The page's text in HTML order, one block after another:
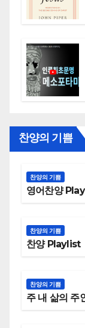
찬양의 기쁨
찬양의 기쁨
영어찬양
찬양의 기쁨
찬양 Playlist
찬양의 기쁨
주 내 삶의 주